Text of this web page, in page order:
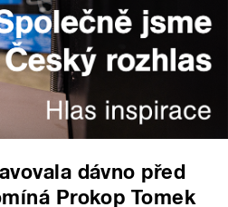
dávno před
Prokop Tomek